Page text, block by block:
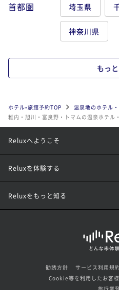
首都圏 埼玉県
神奈川県
もっ
ホテル•旅館予約TOP 温泉地のホテル
稚内・旭川・富良野・トマムの温泉ホテル
Reluxへようこそ
Reluxを体験する
Reluxをもっと知る
勧誘方針 サービス利用規
Cookie等を利用したお客